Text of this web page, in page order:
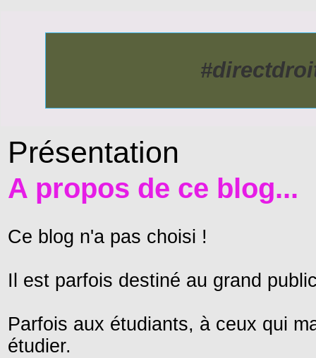
Présentation
A propos de ce blog...
Ce blog n'a pas choisi !
Il est parfois destiné au grand
Parfois aux étudiants, à ceux qui
étudier.